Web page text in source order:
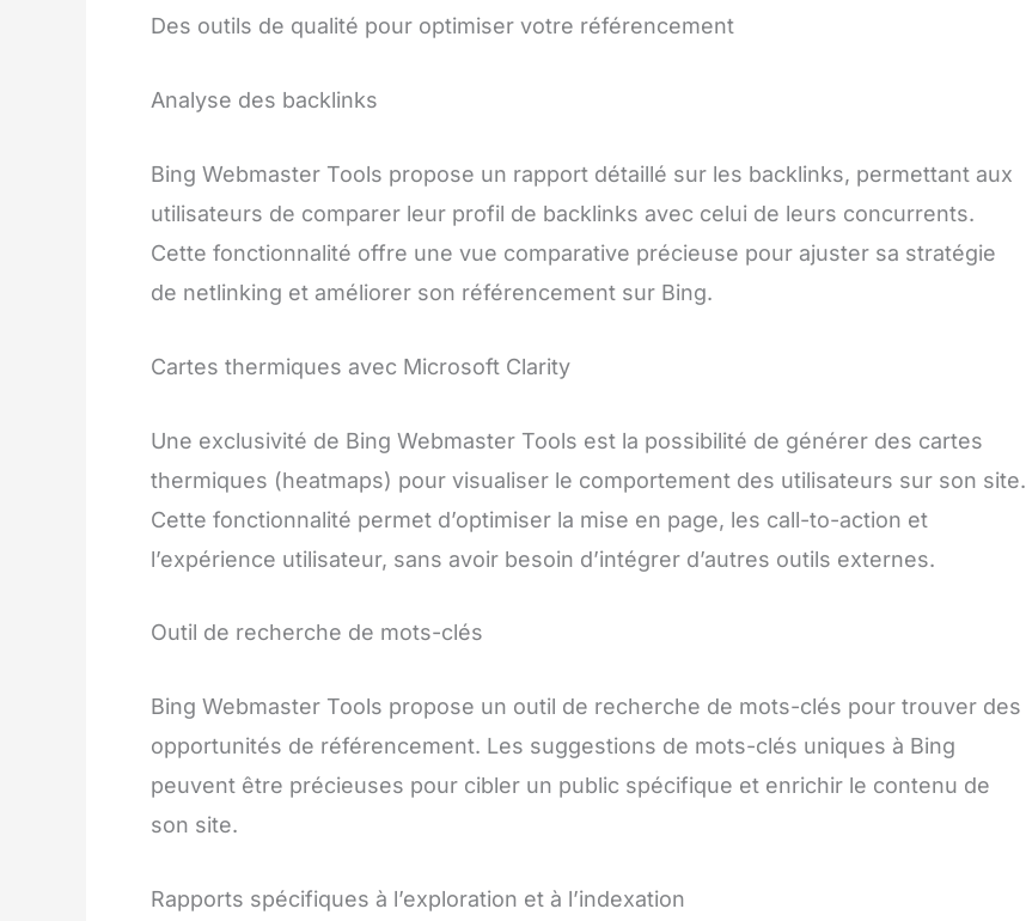
Des outils de qualité pour optimiser votre référencement
Analyse des backlinks
Bing Webmaster Tools propose un rapport détaillé sur les backlinks, permettant aux
utilisateurs de comparer leur profil de backlinks avec celui de leurs concurrents.
Cette fonctionnalité offre une vue comparative précieuse pour ajuster sa stratégie
de netlinking et améliorer son référencement sur Bing.
Cartes thermiques avec Microsoft Clarity
Une exclusivité de Bing Webmaster Tools est la possibilité de générer des cartes
thermiques (heatmaps) pour visualiser le comportement des utilisateurs sur son site.
Cette fonctionnalité permet d’optimiser la mise en page, les call-to-action et
l’expérience utilisateur, sans avoir besoin d’intégrer d’autres outils externes.
Outil de recherche de mots-clés
Bing Webmaster Tools propose un outil de recherche de mots-clés pour trouver des
opportunités de référencement. Les suggestions de mots-clés uniques à Bing
peuvent être précieuses pour cibler un public spécifique et enrichir le contenu de
son site.
Rapports spécifiques à l’exploration et à l’indexation